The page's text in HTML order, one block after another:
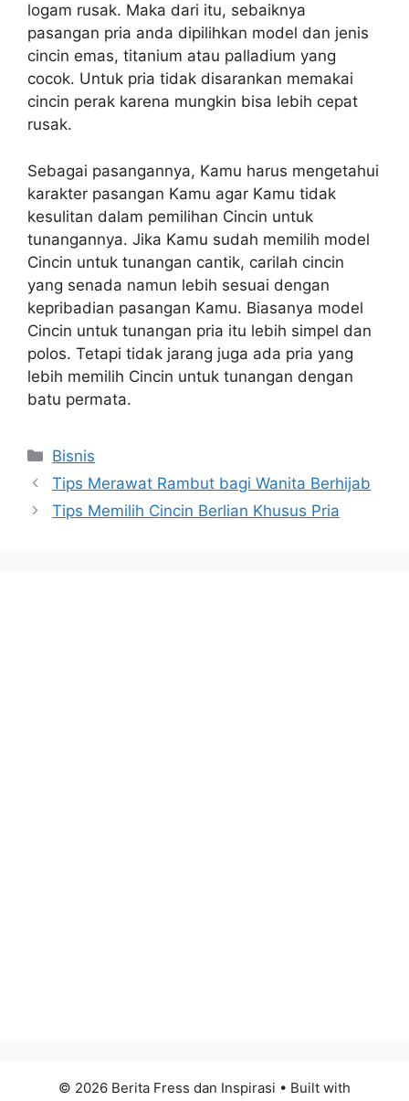
logam rusak. Maka dari itu, sebaiknya
pasangan pria anda dipilihkan model dan jenis
cincin emas, titanium atau palladium yang
cocok. Untuk pria tidak disarankan memakai
cincin perak karena mungkin bisa lebih cepat
rusak.
Sebagai pasangannya, Kamu harus mengetahui
karakter pasangan Kamu agar Kamu tidak
kesulitan dalam pemilihan Cincin untuk
tunangannya. Jika Kamu sudah memilih model
Cincin untuk tunangan cantik, carilah cincin
yang senada namun lebih sesuai dengan
kepribadian pasangan Kamu. Biasanya model
Cincin untuk tunangan pria itu lebih simpel dan
polos. Tetapi tidak jarang juga ada pria yang
lebih memilih Cincin untuk tunangan dengan
batu permata.
Categories
Bisnis
Tips Merawat Rambut bagi Wanita Berhijab
Tips Memilih Cincin Berlian Khusus Pria
© 2026 Berita Fress dan Inspirasi • Built with